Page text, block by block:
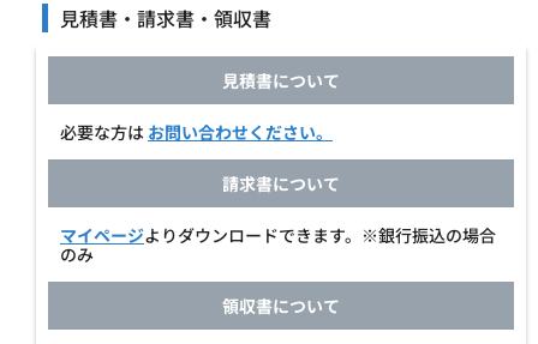
見積書・請求書・領収書
見積書について
必要な方は お問い合わせください。
請求書について
マイページよりダウンロードできます。※銀行振込の場合
のみ
領収書について